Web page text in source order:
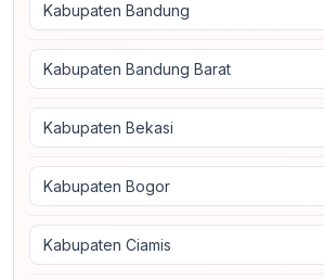
Kabupaten Bandung
Kabupaten Bandung Barat
Kabupaten Bekasi
Kabupaten Bogor
Kabupaten Ciamis